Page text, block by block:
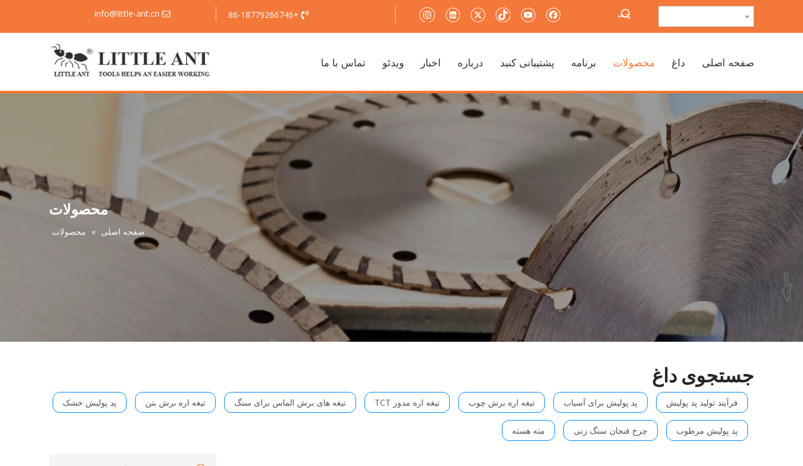
 
+86-18779266746
صفحه اصلی داغ محصولات برنامه پشتیبانی کنید درباره اخبار ویدئو تماس با ما
محصولات
صفحه اصلی » محصولات
جستجوی داغ
فرآیند تولید پد پولیش پد پولیش برای آسیاب تیغه اره برش چوب تیغه اره مدور TCT تیغه های برش الماس برای سنگ تیغه اره برش بتن پد پولیش خشک
پد پولیش مرطوب چرخ فنجان سنگ زنی مته هسته